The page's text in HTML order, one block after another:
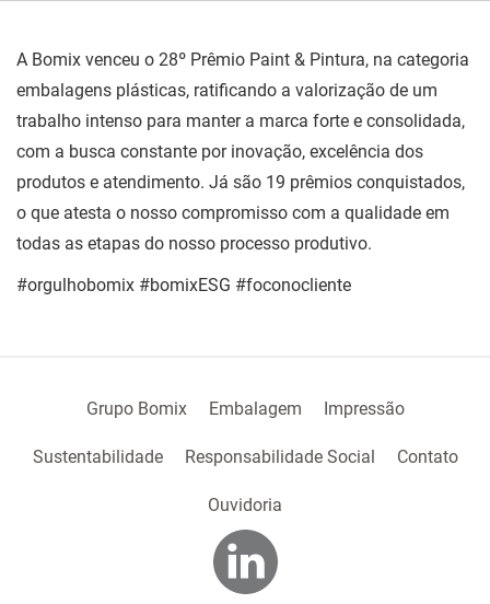
A Bomix venceu o 28º Prêmio Paint & Pintura, na categoria
embalagens plásticas, ratificando a valorização de um
trabalho intenso para manter a marca forte e consolidada,
com a busca constante por inovação, excelência dos
produtos e atendimento. Já são 19 prêmios conquistados,
o que atesta o nosso compromisso com a qualidade em
todas as etapas do nosso processo produtivo.
#orgulhobomix #bomixESG #foconocliente
Grupo Bomix Embalagem Impressão
Sustentabilidade Responsabilidade Social Contato
Ouvidoria